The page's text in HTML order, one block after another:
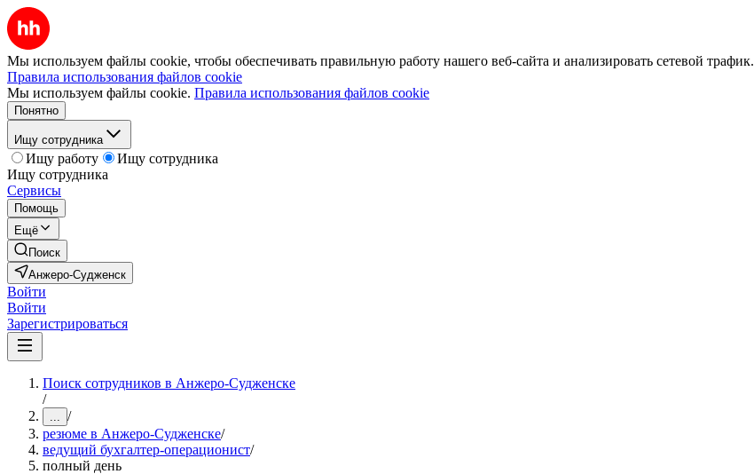
Мы используем файлы cookie, чтобы обеспечивать правильную работу нашего веб-сайта и анализировать сетевой трафик.
Правила использования файлов cookie
Мы используем файлы cookie. Правила использования файлов cookie
Понятно
Ищу сотрудника
Ищу работу
Ищу сотрудника
Ищу сотрудника
Сервисы
Помощь
Ещё
Поиск
Анжеро-Судженск
Войти
Войти
Зарегистрироваться
Поиск сотрудников в Анжеро-Судженске
/
... /
резюме в Анжеро-Судженске/
ведущий бухгалтер-операционист/
полный день